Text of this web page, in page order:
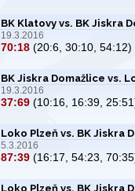
BK Klatovy vs. BK Jiskra
19.3.2016
70:18 (20:6, 30:10, 54:12)
BK Jiskra Domažlice vs.
19.3.2016
37:69 (10:16, 16:39,
Loko Plzeň vs. BK Jiskra
5.3.2016
87:39 (16:17, 54:23,
Loko Plzeň vs. BK Jiskra